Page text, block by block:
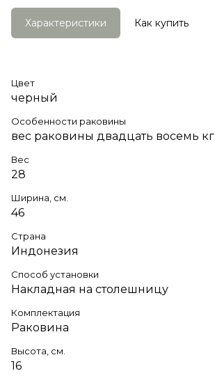
Характеристики Как купить
Цвет
черный
Особенности раковины
вес раковины двадцать восемь кг
Вес
28
Ширина, см.
46
Страна
Индонезия
Способ установки
Накладная на столешницу
Комплектация
Раковина
Высота, см.
16